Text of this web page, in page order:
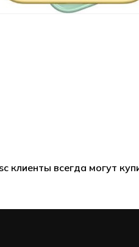
клиенты всегда могут